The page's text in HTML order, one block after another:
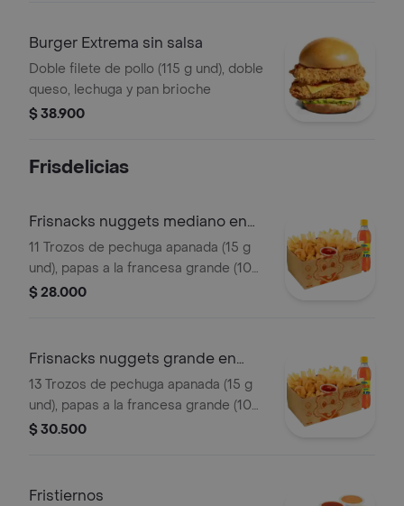
Burger Extrema sin salsa
Doble filete de pollo (115 g und), doble
queso, lechuga y pan brioche
$ 38.900
Frisdelicias
Frisnacks nuggets mediano en
caja
11 Trozos de pechuga apanada (15 g
und), papas a la francesa grande (100
g), gaseosa (400 ml)
$ 28.000
Frisnacks nuggets grande en
caja
13 Trozos de pechuga apanada (15 g
und), papas a la francesa grande (100
g), gaseosa (400 ml)
$ 30.500
Fristiernos